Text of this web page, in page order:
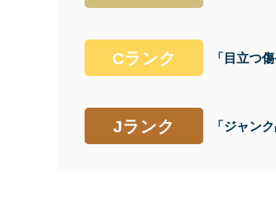
Cランク 「目立つ
Jランク 「ジャンク